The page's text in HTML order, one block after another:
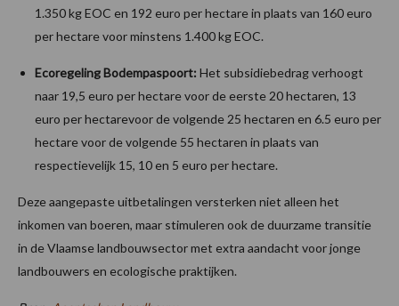
1.350 kg EOC en 192 euro per hectare in plaats van 160 euro
per hectare voor minstens 1.400 kg EOC.
Ecoregeling Bodempaspoort: Het subsidiebedrag verhoogt
naar 19,5 euro per hectare voor de eerste 20 hectaren, 13
euro per hectarevoor de volgende 25 hectaren en 6.5 euro per
hectare voor de volgende 55 hectaren in plaats van
respectievelijk 15, 10 en 5 euro per hectare.
Deze aangepaste uitbetalingen versterken niet alleen het
inkomen van boeren, maar stimuleren ook de duurzame transitie
in de Vlaamse landbouwsector met extra aandacht voor jonge
landbouwers en ecologische praktijken.